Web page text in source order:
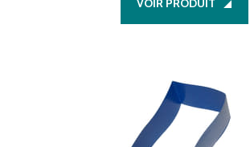
VOIR PRODUIT